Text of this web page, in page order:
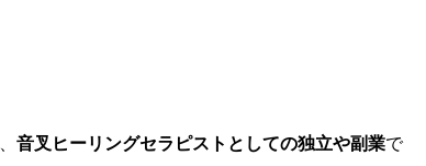
音叉ヒーリングセラピストとしての独立や副業で